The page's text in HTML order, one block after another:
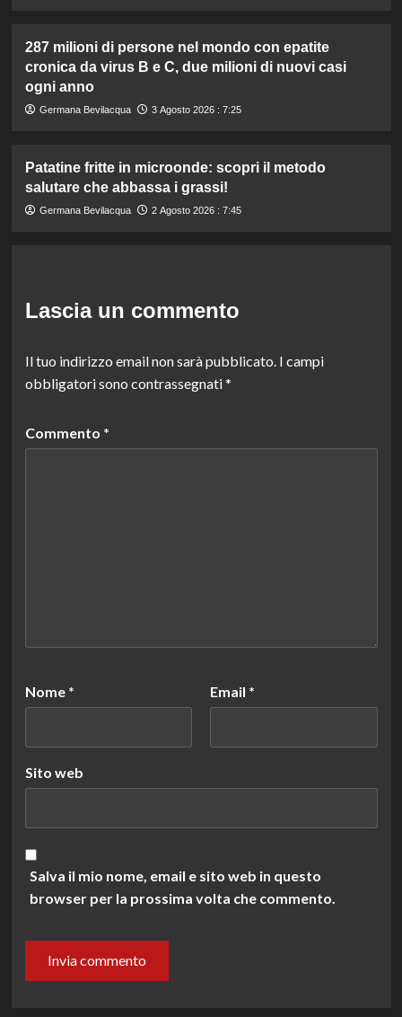
287 milioni di persone nel mondo con epatite
cronica da virus B e C, due milioni di nuovi casi
ogni anno
Germana Bevilacqua 3 Agosto 2026 : 7:25
Patatine fritte in microonde: scopri il metodo
salutare che abbassa i grassi!
Germana Bevilacqua 2 Agosto 2026 : 7:45
Lascia un commento
Il tuo indirizzo email non sarà pubblicato. I campi
obbligatori sono contrassegnati*
Commento *
Nome * Email *
Sito web
Salva il mio nome, email e sito web in questo
browser per la prossima volta che commento.